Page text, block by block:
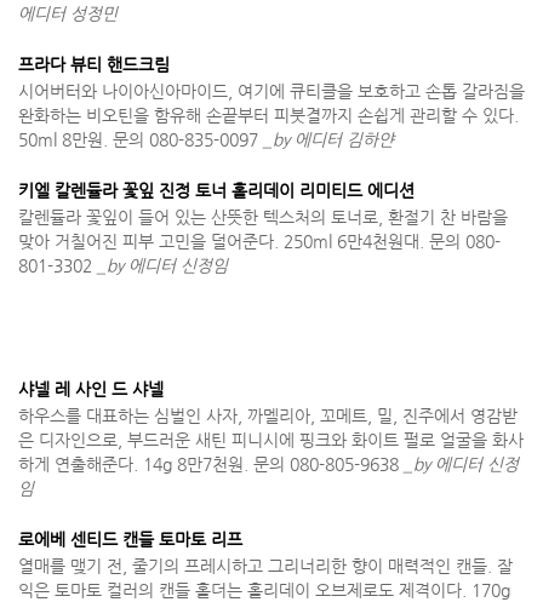
에디터 성정민
프라다 뷰티 핸드크림
시어버터와 나이아신아마이드, 여기에 큐티클을 보호하고 손톱 갈라짐을
완화하는 비오틴을 함유해 손끝부터 피붓결까지 손쉽게 관리할 수 있다.
50ml 8만원. 문의 080-835-0097
_by 에디터 김하얀
키엘 칼렌듈라 꽃잎 진정 토너 홀리데이 리미티드 에디션
칼렌듈라 꽃잎이 들어 있는 산뜻한 텍스처의 토너로, 환절기 찬 바람을
맞아 거칠어진 피부 고민을 덜어준다. 250ml 6만4천원대. 문의 080-
801-3302
_by 에디터 신정임
샤넬 레 사인 드 샤넬
하우스를 대표하는 심벌인 사자, 까멜리아, 꼬메트, 밀, 진주에서 영감받
은 디자인으로, 부드러운 새틴 피니시에 핑크와 화이트 펄로 얼굴을 화사
하게 연출해준다. 14g 8만7천원. 문의 080-805-9638
_by 에디터 신정
임
로에베 센티드 캔들 토마토 리프
열매를 맺기 전, 줄기의 프레시하고 그리너리한 향이 매력적인 캔들. 잘
익은 토마토 컬러의 캔들 홀더는 홀리데이 오브제로도 제격이다. 170g